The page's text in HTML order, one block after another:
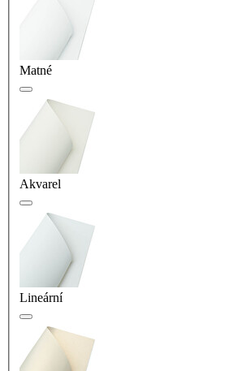
Matné
Akvarel
Lineární